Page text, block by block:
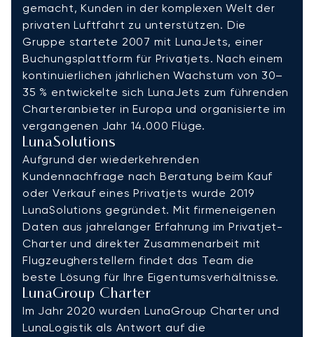
gemacht, Kunden in der komplexen Welt der
privaten Luftfahrt zu unterstützen. Die
Gruppe startete 2007 mit LunaJets, einer
Buchungsplattform für Privatjets. Nach einem
kontinuierlichen jährlichen Wachstum von 30–
35 % entwickelte sich LunaJets zum führenden
Charteranbieter in Europa und organisierte im
vergangenen Jahr 14.000 Flüge.
LunaSolutions
Aufgrund der wiederkehrenden
Kundennachfrage nach Beratung beim Kauf
oder Verkauf eines Privatjets wurde 2019
LunaSolutions gegründet. Mit firmeneigenen
Daten aus jahrelanger Erfahrung im Privatjet-
Charter und direkter Zusammenarbeit mit
Flugzeugherstellern findet das Team die
beste Lösung für Ihre Eigentumsverhältnisse.
LunaGroup Charter
Im Jahr 2020 wurden LunaGroup Charter und
LunaLogistik als Antwort auf die